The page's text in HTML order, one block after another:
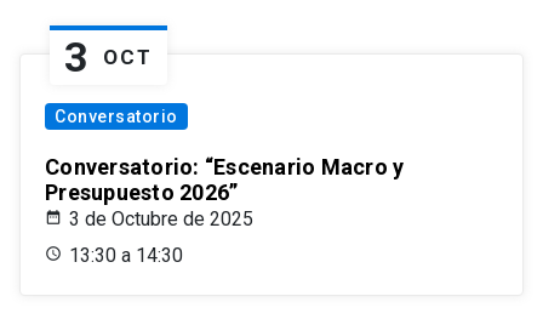
3 OCT
Conversatorio
Conversatorio: “Escenario Macro y
Presupuesto 2026”
3 de Octubre de 2025
13:30 a 14:30